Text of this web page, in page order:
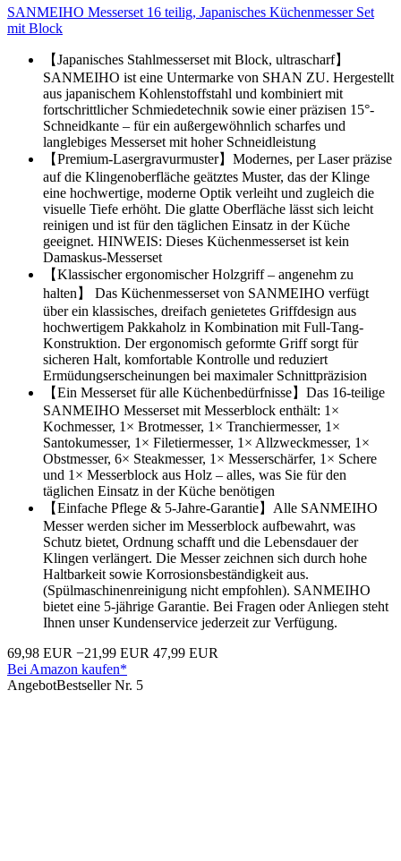
SANMEIHO Messerset 16 teilig, Japanisches Küchenmesser Set
mit Block
【Japanisches Stahlmesserset mit Block, ultrascharf】
SANMEIHO ist eine Untermarke von SHAN ZU. Hergestellt
aus japanischem Kohlenstoffstahl und kombiniert mit
fortschrittlicher Schmiedetechnik sowie einer präzisen 15°-
Schneidkante – für ein außergewöhnlich scharfes und
langlebiges Messerset mit hoher Schneidleistung
【Premium-Lasergravurmuster】Modernes, per Laser präzise
auf die Klingenoberfläche geätztes Muster, das der Klinge
eine hochwertige, moderne Optik verleiht und zugleich die
visuelle Tiefe erhöht. Die glatte Oberfläche lässt sich leicht
reinigen und ist für den täglichen Einsatz in der Küche
geeignet. HINWEIS: Dieses Küchenmesserset ist kein
Damaskus-Messerset
【Klassischer ergonomischer Holzgriff – angenehm zu
halten】 Das Küchenmesserset von SANMEIHO verfügt
über ein klassisches, dreifach genietetes Griffdesign aus
hochwertigem Pakkaholz in Kombination mit Full-Tang-
Konstruktion. Der ergonomisch geformte Griff sorgt für
sicheren Halt, komfortable Kontrolle und reduziert
Ermüdungserscheinungen bei maximaler Schnittpräzision
【Ein Messerset für alle Küchenbedürfnisse】Das 16-teilige
SANMEIHO Messerset mit Messerblock enthält: 1×
Kochmesser, 1× Brotmesser, 1× Tranchiermesser, 1×
Santokumesser, 1× Filetiermesser, 1× Allzweckmesser, 1×
Obstmesser, 6× Steakmesser, 1× Messerschärfer, 1× Schere
und 1× Messerblock aus Holz – alles, was Sie für den
täglichen Einsatz in der Küche benötigen
【Einfache Pflege & 5-Jahre-Garantie】Alle SANMEIHO
Messer werden sicher im Messerblock aufbewahrt, was
Schutz bietet, Ordnung schafft und die Lebensdauer der
Klingen verlängert. Die Messer zeichnen sich durch hohe
Haltbarkeit sowie Korrosionsbeständigkeit aus.
(Spülmaschinenreinigung nicht empfohlen). SANMEIHO
bietet eine 5-jährige Garantie. Bei Fragen oder Anliegen steht
Ihnen unser Kundenservice jederzeit zur Verfügung.
69,98 EUR −21,99 EUR 47,99 EUR
Bei Amazon kaufen*
AngebotBestseller Nr. 5